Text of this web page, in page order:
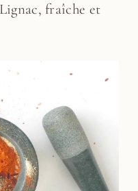
fraîche et